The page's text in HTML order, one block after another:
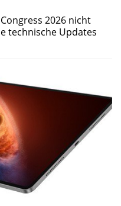
2026 nicht
technische Updates